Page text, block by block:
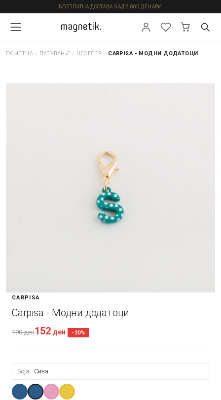
БЕСПЛАТНА ДОСТАВА НАД 6.000 ДЕНАРИ
ПОЧЕТНА / ПАТУВАЊЕ / НЕСЕСЕР / CARPISA - МОДНИ ДОДАТОЦИ
CARPISA
Carpisa - Модни додатоци
190ден152 ден -20%
Боја: Сина